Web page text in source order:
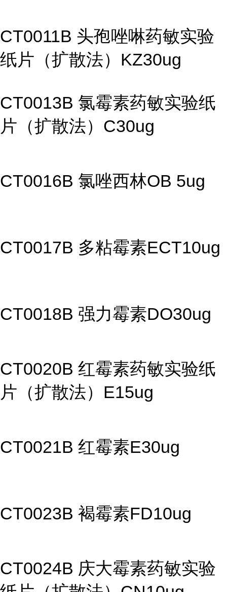
CT0011B 头孢唑啉药敏实验
纸片（扩散法）KZ30ug
CT0013B 氯霉素药敏实验纸
片（扩散法）C30ug
CT0016B 氯唑西林OB 5ug
CT0017B 多粘霉素ECT10ug
CT0018B 强力霉素DO30ug
CT0020B 红霉素药敏实验纸
片（扩散法）E15ug
CT0021B 红霉素E30ug
CT0023B 褐霉素FD10ug
CT0024B 庆大霉素药敏实验